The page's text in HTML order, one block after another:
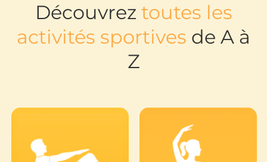
Découvrez toutes les
activités sportives de A à
Z